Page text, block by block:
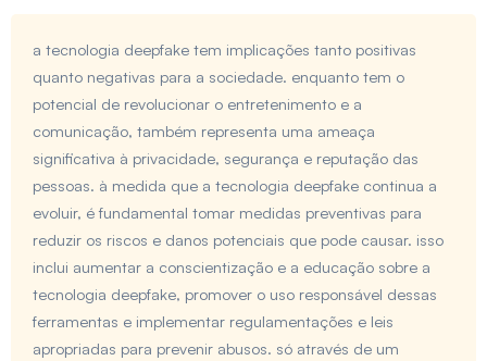
a tecnologia deepfake tem implicações tanto positivas
quanto negativas para a sociedade. enquanto tem o
potencial de revolucionar o entretenimento e a
comunicação, também representa uma ameaça
significativa à privacidade, segurança e reputação das
pessoas. à medida que a tecnologia deepfake continua a
evoluir, é fundamental tomar medidas preventivas para
reduzir os riscos e danos potenciais que pode causar. isso
inclui aumentar a conscientização e a educação sobre a
tecnologia deepfake, promover o uso responsável dessas
ferramentas e implementar regulamentações e leis
apropriadas para prevenir abusos. só através de um